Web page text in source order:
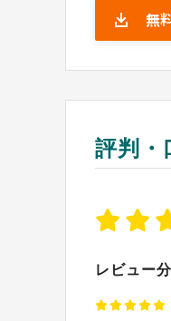
無
評判・
レビュー